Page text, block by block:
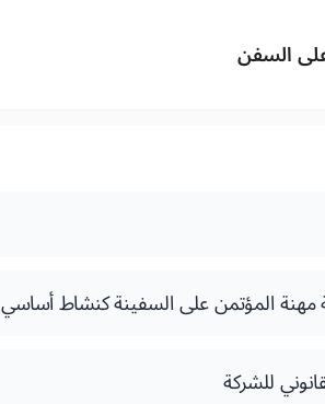
السفن
مهنة المؤتمن على السفينة كنشاط أساسي
للشركة